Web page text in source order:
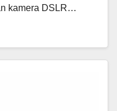
kamera DSLR…